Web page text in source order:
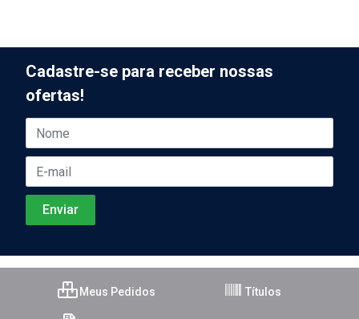
Cadastre-se para receber nossas
ofertas!
Meus Pedidos Títulos